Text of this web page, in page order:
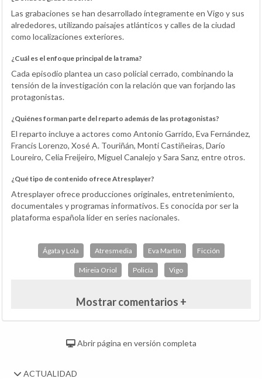
Las grabaciones se han desarrollado íntegramente en Vigo y sus
alrededores, utilizando paisajes atlánticos y calles de la ciudad
como localizaciones exteriores.
¿Cuál es el enfoque principal de la trama?
Cada episodio plantea un caso policial cerrado, combinando la
tensión de la investigación con la relación que van forjando las
protagonistas.
¿Quiénes forman parte del reparto además de las protagonistas?
El reparto incluye a actores como Antonio Garrido, Eva Fernández,
Francis Lorenzo, Xosé A. Touriñán, Monti Castiñeiras, Darío
Loureiro, Celia Freijeiro, Miguel Canalejo y Sara Sanz, entre otros.
¿Qué tipo de contenido ofrece Atresplayer?
Atresplayer ofrece producciones originales, entretenimiento,
documentales y programas informativos. Es conocida por ser la
plataforma española líder en series nacionales.
Ágata y Lola Atresmedia Eva Martín Ficción
Mireia Oriol Policía Vigo
Mostrar comentarios +
Abrir página en versión completa
ACTUALIDAD